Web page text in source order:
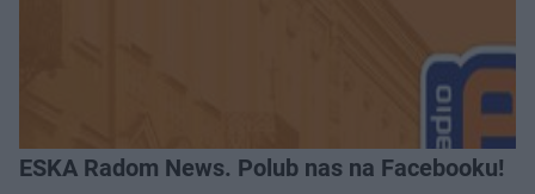
ESKA Radom News. Polub nas na Facebooku!